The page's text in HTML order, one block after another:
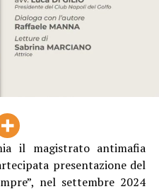
servizio per molti anni
concludendo la
presso la casa
di Ventotene, è
dell’isola e del carcere
suo padre vi lavorarono,
il desiderio di approfondire
attraverso una rigorosa
quasi due anni. Nel
il magistrato antimafia
presentazione del
nel settembre 2024